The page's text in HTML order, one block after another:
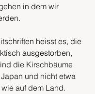
in dem wir
heisst es, die
ausgestorben,
die Kirschbäume
und nicht etwa
auf dem Land.